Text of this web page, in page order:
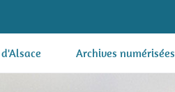
Archives numérisées